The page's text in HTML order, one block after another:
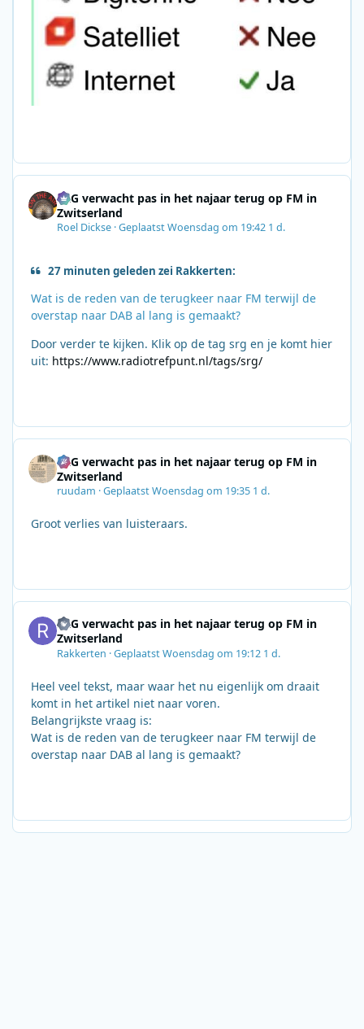
SRG verwacht pas in het najaar terug op FM in
Zwitserland
Roel Dickse ·GeplaatstWoensdag om 19:42 1 d.
27 minuten geleden zei Rakkerten:
Wat is de reden van de terugkeer naar FM terwijl de
overstap naar DAB al lang is gemaakt?
Door verder te kijken. Klik op de tag srg en je komt hier
uit: https://www.radiotrefpunt.nl/tags/srg/
SRG verwacht pas in het najaar terug op FM in
Zwitserland
ruudam ·GeplaatstWoensdag om 19:35 1 d.
Groot verlies van luisteraars.
SRG verwacht pas in het najaar terug op FM in
Zwitserland
Rakkerten ·GeplaatstWoensdag om 19:12 1 d.
Heel veel tekst, maar waar het nu eigenlijk om draait
komt in het artikel niet naar voren.
Belangrijkste vraag is:
Wat is de reden van de terugkeer naar FM terwijl de
overstap naar DAB al lang is gemaakt?